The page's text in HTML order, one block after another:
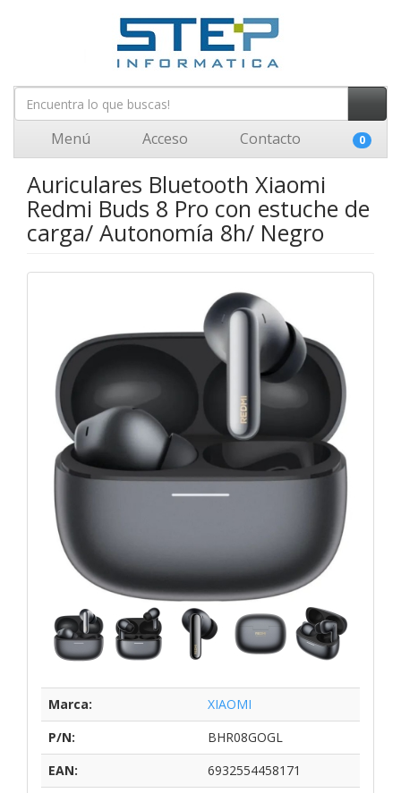
Menú Acceso Contacto 0
Auriculares Bluetooth Xiaomi
Redmi Buds 8 Pro con estuche de
carga/ Autonomía 8h/ Negro
Marca:
XIAOMI
P/N:
BHR08GOGL
EAN:
6932554458171